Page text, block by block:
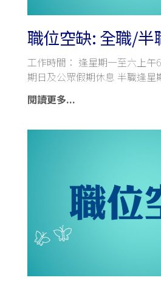
職位空缺: 全職/半
工作時間： 逢星期一至六上午
期日及公眾假期休息 半職逢星
閱讀更多...